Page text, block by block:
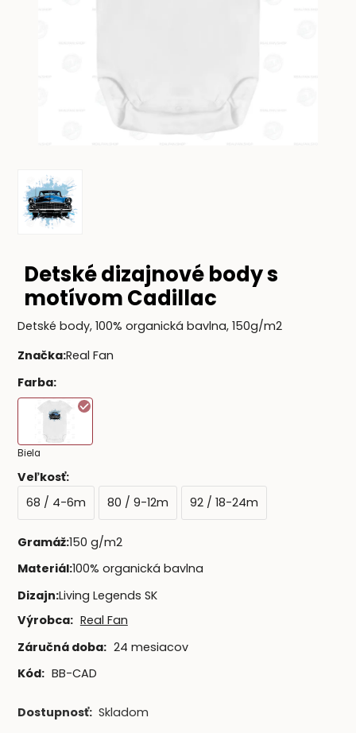
Detské dizajnové body s
motívom Cadillac
Detské body, 100% organická bavlna, 150g/m2
Značka:Real Fan
Farba:
Biela
Veľkosť:
68 / 4-6m
80 / 9-12m 92 / 18-24m
Gramáž:150 g/m2
Materiál:100% organická bavlna
Dizajn:Living Legends SK
Výrobca: Real Fan
Záručná doba: 24 mesiacov
Kód: BB-CAD
Dostupnosť: Skladom